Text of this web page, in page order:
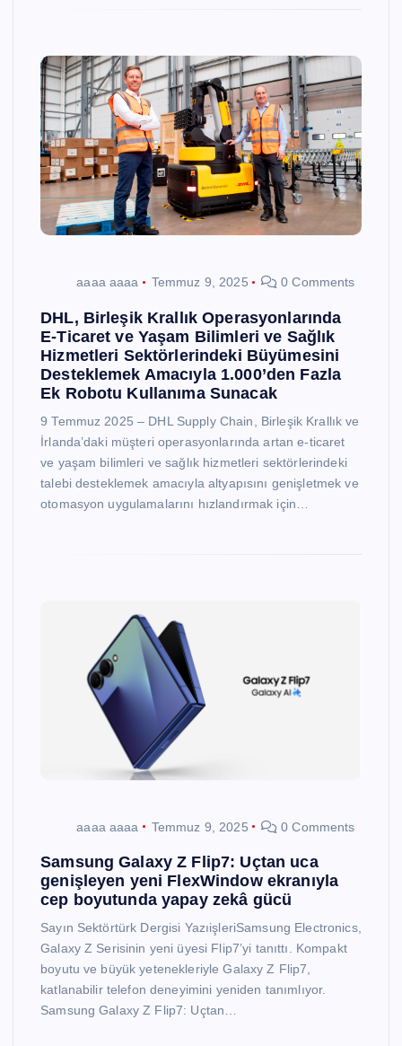
aaaa aaaa Temmuz 9, 2025 0 Comments
DHL, Birleşik Krallık Operasyonlarında
E-Ticaret ve Yaşam Bilimleri ve Sağlık
Hizmetleri Sektörlerindeki Büyümesini
Desteklemek Amacıyla 1.000’den Fazla
Ek Robotu Kullanıma Sunacak
9 Temmuz 2025 – DHL Supply Chain, Birleşik Krallık ve
İrlanda’daki müşteri operasyonlarında artan e-ticaret
ve yaşam bilimleri ve sağlık hizmetleri sektörlerindeki
talebi desteklemek amacıyla altyapısını genişletmek ve
otomasyon uygulamalarını hızlandırmak için…
aaaa aaaa Temmuz 9, 2025 0 Comments
Samsung Galaxy Z Flip7: Uçtan uca
genişleyen yeni FlexWindow ekranıyla
cep boyutunda yapay zekâ gücü
Sayın Sektörtürk Dergisi YazıişleriSamsung Electronics,
Galaxy Z Serisinin yeni üyesi Flip7’yi tanıttı. Kompakt
boyutu ve büyük yetenekleriyle Galaxy Z Flip7,
katlanabilir telefon deneyimini yeniden tanımlıyor.
Samsung Galaxy Z Flip7: Uçtan…